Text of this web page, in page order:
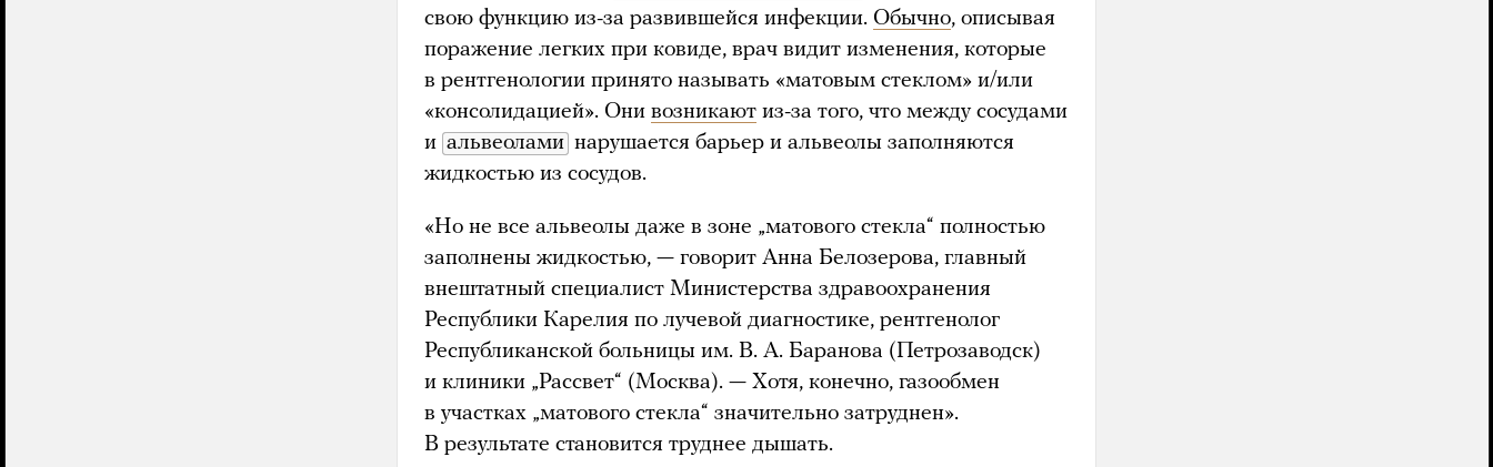
свою функцию из-за развившейся инфекции. Обычно, описывая
поражение легких при ковиде, врач видит изменения, которые
в рентгенологии принято называть «матовым стеклом» и/или
«консолидацией». Они возникают из-за того, что между сосудами
и альвеолами нарушается барьер и альвеолы заполняются
жидкостью из сосудов.
«Но не все альвеолы даже в зоне „матового стекла“ полностью
заполнены жидкостью, — говорит Анна Белозерова, главный
внештатный специалист Министерства здравоохранения
Республики Карелия по лучевой диагностике, рентгенолог
Республиканской больницы им. В. А. Баранова (Петрозаводск)
и клиники „Рассвет“ (Москва). — Хотя, конечно, газообмен
в участках „матового стекла“ значительно затруднен».
В результате становится труднее дышать.